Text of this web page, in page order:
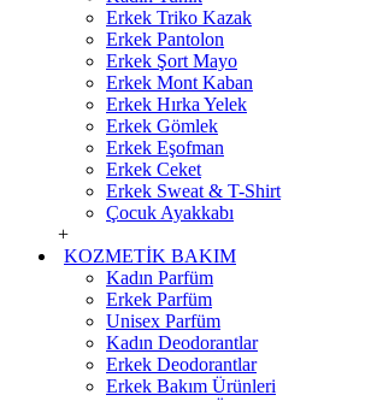
Erkek Triko Kazak
Erkek Pantolon
Erkek Şort Mayo
Erkek Mont Kaban
Erkek Hırka Yelek
Erkek Gömlek
Erkek Eşofman
Erkek Ceket
Erkek Sweat & T-Shirt
Çocuk Ayakkabı
+
KOZMETİK BAKIM
Kadın Parfüm
Erkek Parfüm
Unisex Parfüm
Kadın Deodorantlar
Erkek Deodorantlar
Erkek Bakım Ürünleri